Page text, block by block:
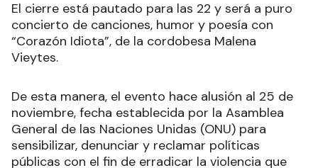
El cierre está pautado para las 22 y será a puro
concierto de canciones, humor y poesía con
“Corazón Idiota”, de la cordobesa Malena
Vieytes.
De esta manera, el evento hace alusión al 25 de
noviembre, fecha establecida por la Asamblea
General de las Naciones Unidas (ONU) para
sensibilizar, denunciar y reclamar políticas
públicas con el fin de erradicar la violencia que